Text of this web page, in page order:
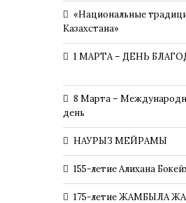
«Национальные
Казахстана»
1 МАРТА – ДЕНЬ
8 Марта –
день
НАУРЫЗ МЕЙРАМЫ
155-летие Алихана
175-летие ЖАМБЫЛА